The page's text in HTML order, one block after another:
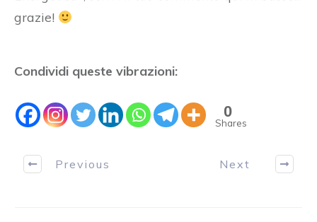
grazie!
Condividi queste vibrazioni:
0
Shares
Previous Next